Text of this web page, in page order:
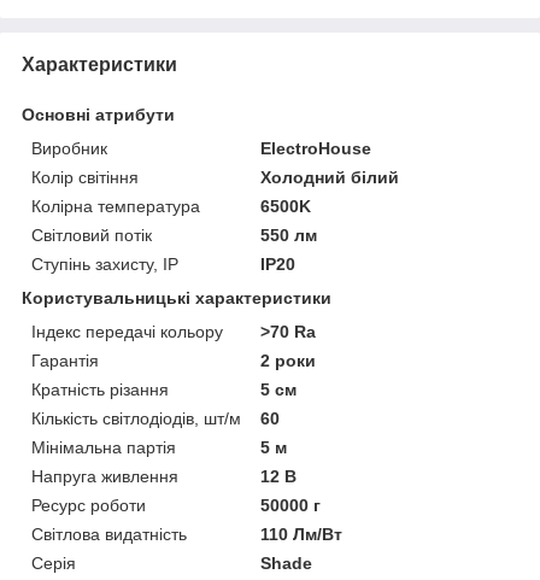
Характеристики
Основні атрибути
Виробник
ElectroHouse
Колір світіння
Холодний білий
Колірна температура
6500K
Світловий потік
550 лм
Ступінь захисту, IP
IP20
Користувальницькі характеристики
Індекс передачі кольору
>70 Ra
Гарантія
2 роки
Кратність різання
5 см
Кількість світлодіодів, шт/м
60
Мінімальна партія
5 м
Напруга живлення
12 В
Ресурс роботи
50000 г
Світлова видатність
110 Лм/Вт
Серія
Shade